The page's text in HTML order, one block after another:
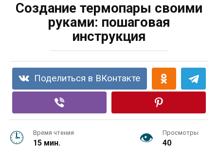
Создание термопары своими
руками: пошаговая
инструкция
Поделиться в ВКонтакте
Время чтения
15 мин.
Просмотры
40